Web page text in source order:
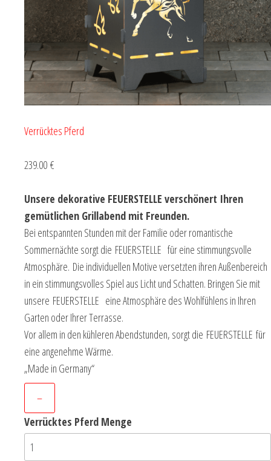
Verrücktes Pferd
239.00 €
Unsere dekorative FEUERSTELLE verschönert Ihren
gemütlichen Grillabend mit Freunden.
Bei entspannten Stunden mit der Familie oder romantische
Sommernächte sorgt die FEUERSTELLE für eine stimmungsvolle
Atmosphäre. Die individuellen Motive versetzten ihren Außenbereich
in ein stimmungsvolles Spiel aus Licht und Schatten. Bringen Sie mit
unsere FEUERSTELLE eine Atmosphäre des Wohlfühlens in Ihren
Garten oder Ihrer Terrasse.
Vor allem in den kühleren Abendstunden, sorgt die FEUERSTELLE für
eine angenehme Wärme.
„Made in Germany“
–
Verrücktes Pferd Menge